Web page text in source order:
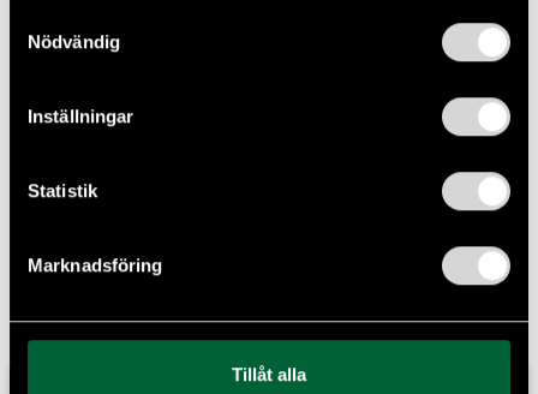
Nödvändig
Inställningar
Statistik
Marknadsföring
Tillåt alla
som delar med sig av nyheter, guider och
djupgående artiklar om allt som rör bilvärlden.
vägleda dig genom din bilresa, från köpguider